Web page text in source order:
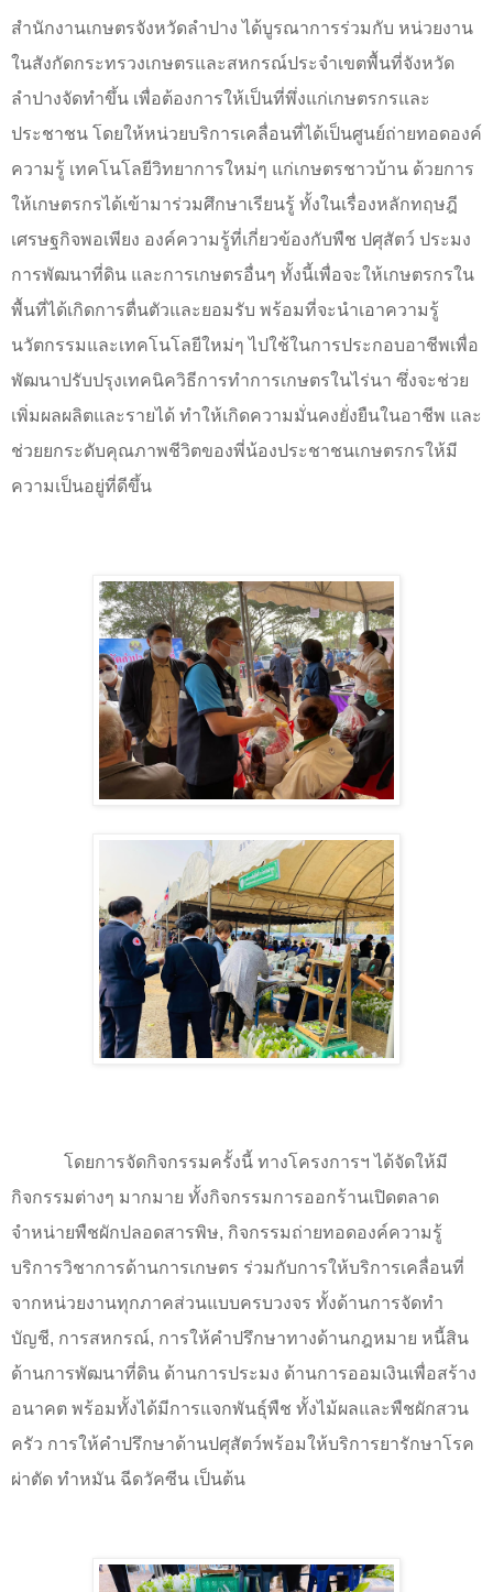
สำนักงานเกษตรจังหวัดลำปาง ได้บูรณาการร่วมกับ หน่วยงาน
ในสังกัดกระทรวงเกษตรและสหกรณ์ประจำเขตพื้นที่จังหวัด
ลำปางจัดทำขึ้น เพื่อต้องการให้เป็นที่พึ่งแก่เกษตรกรและ
ประชาชน โดยให้หน่วยบริการเคลื่อนที่ได้เป็นศูนย์ถ่ายทอดองค์
ความรู้ เทคโนโลยีวิทยาการใหม่ๆ แก่เกษตรชาวบ้าน ด้วยการ
ให้เกษตรกรได้เข้ามาร่วมศึกษาเรียนรู้ ทั้งในเรื่องหลักทฤษฎี
เศรษฐกิจพอเพียง องค์ความรู้ที่เกี่ยวข้องกับพืช ปศุสัตว์ ประมง
การพัฒนาที่ดิน และการเกษตรอื่นๆ ทั้งนี้เพื่อจะให้เกษตรกรใน
พื้นที่ได้เกิดการตื่นตัวและยอมรับ พร้อมที่จะนำเอาความรู้
นวัตกรรมและเทคโนโลยีใหม่ๆ ไปใช้ในการประกอบอาชีพเพื่อ
พัฒนาปรับปรุงเทคนิควิธีการทำการเกษตรในไร่นา ซึ่งจะช่วย
เพิ่มผลผลิตและรายได้ ทำให้เกิดความมั่นคงยั่งยืนในอาชีพ และ
ช่วยยกระดับคุณภาพชีวิตของพี่น้องประชาชนเกษตรกรให้มี
ความเป็นอยู่ที่ดีขึ้น
โดยการจัดกิจกรรมครั้งนี้ ทางโครงการฯ ได้จัดให้มี
กิจกรรมต่างๆ มากมาย ทั้งกิจกรรมการออกร้านเปิดตลาด
จำหน่ายพืชผักปลอดสารพิษ, กิจกรรมถ่ายทอดองค์ความรู้
บริการวิชาการด้านการเกษตร ร่วมกับการให้บริการเคลื่อนที่
จากหน่วยงานทุกภาคส่วนแบบครบวงจร ทั้งด้านการจัดทำ
บัญชี, การสหกรณ์, การให้คำปรึกษาทางด้านกฎหมาย หนี้สิน
ด้านการพัฒนาที่ดิน ด้านการประมง ด้านการออมเงินเพื่อสร้าง
อนาคต พร้อมทั้งได้มีการแจกพันธุ์พืช ทั้งไม้ผลและพืชผักสวน
ครัว การให้คำปรึกษาด้านปศุสัตว์พร้อมให้บริการยารักษาโรค
ผ่าตัด ทำหมัน ฉีดวัคซีน เป็นต้น